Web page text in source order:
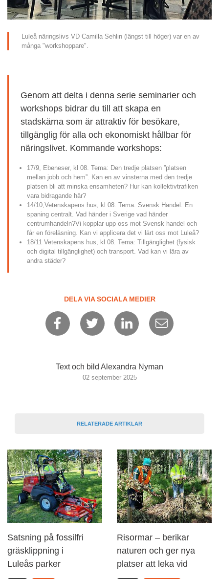
Luleå näringslivs VD Camilla Sehlin (längst till höger) var en av
många "workshoppare".
Genom att delta i denna serie seminarier och
workshops bidrar du till att skapa en
stadskärna som är attraktiv för besökare,
tillgänglig för alla och ekonomiskt hållbar för
näringslivet. Kommande workshops:
17/9, Ebeneser, kl 08. Tema: Den tredje platsen ”platsen
mellan jobb och hem”. Kan en av vinsterna med den tredje
platsen bli att minska ensamheten? Hur kan kollektivtrafiken
vara bidragande här?
14/10,Vetenskapens hus, kl 08. Tema: Svensk Handel. En
spaning centralt. Vad händer i Sverige vad händer
centrumhandeln?Vi kopplar upp oss mot Svensk handel och
får en föreläsning. Kan vi applicera det vi lärt oss mot Luleå?
18/11 Vetenskapens hus, kl 08. Tema: Tillgänglighet (fysisk
och digital tillgänglighet) och transport. Vad kan vi lära av
andra städer?
DELA VIA SOCIALA MEDIER
Text och bild Alexandra Nyman
02 september 2025
RELATERADE ARTIKLAR
Satsning på fossilfri
gräsklippning i
Luleås parker
Risormar – berikar
naturen och ger nya
platser att leka vid